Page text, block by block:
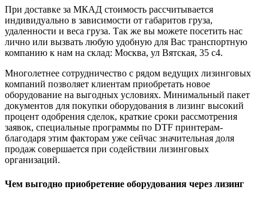
При доставке за МКАД стоимость рассчитывается
индивидуально в зависимости от габаритов груза,
удаленности и веса груза. Так же вы можете посетить нас
лично или вызвать любую удобную для Вас транспортную
компанию к нам на склад: Москва, ул Вятская, 35 c4.
Многолетнее сотрудничество с рядом ведущих лизинговых
компаний позволяет клиентам приобретать новое
оборудование на выгодных условиях. Минимальный пакет
документов для покупки оборудования в лизинг высокий
процент одобрения сделок, краткие сроки рассмотрения
заявок, специальные программы по DTF принтерам-
благодаря этим факторам уже сейчас значительная доля
продаж совершается при содействии лизинговых
организаций.
Чем выгодно приобретение оборудования через лизинг